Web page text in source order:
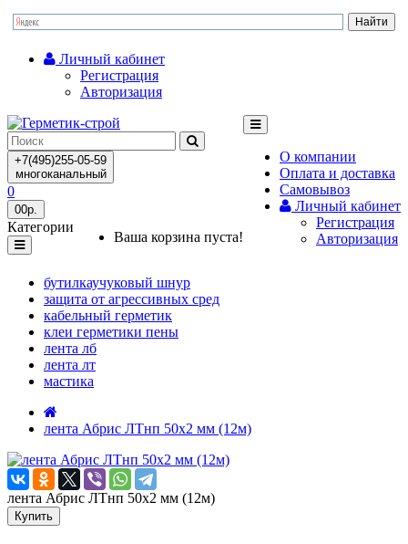
Личный кабинет
Регистрация
Авторизация
О компании
Оплата и доставка
Самовывоз
Личный кабинет
Регистрация
Авторизация
+7(495)255-05-59
многоканальный
0
00р.
Ваша корзина пуста!
Категории
бутилкаучуковый шнур
защита от агрессивных сред
кабельный герметик
клеи герметики пены
лента лб
лента лт
мастика
лента Абрис ЛТнп 50х2 мм (12м)
лента Абрис ЛТнп 50х2 мм (12м)
Купить